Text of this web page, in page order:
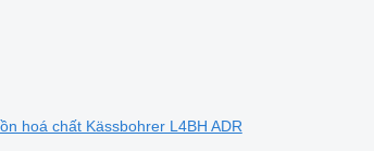
hoá chất Kässbohrer L4BH ADR